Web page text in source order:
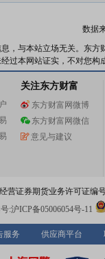
数据
，与本站立场无关。东
过本网站证实，不对您构
关注东方财富
东方财富网微博
东方财富网微信
意见与建议
证券期货业务许可证编
:沪ICP备05006054号-11
服务 供应商平台